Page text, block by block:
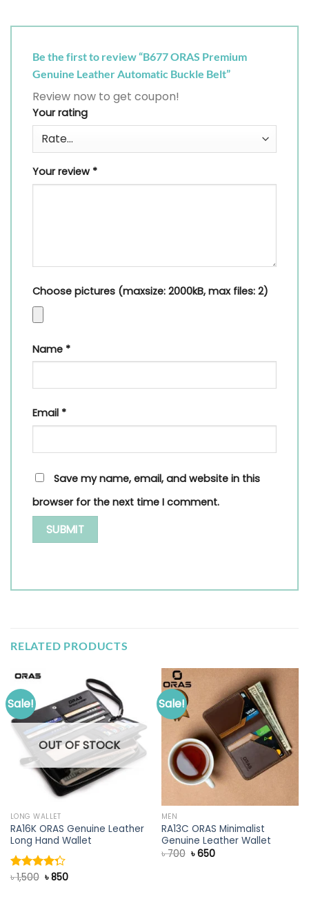
Be the first to review “B677 ORAS Premium
Genuine Leather Automatic Buckle Belt”
Review now to get coupon!
Your rating
Your review *
Choose pictures (maxsize: 2000kB, max files: 2)
Name *
Email *
Save my name, email, and website in this
browser for the next time I comment.
RELATED PRODUCTS
Sale!
OUT OF STOCK
LONG WALLET
RA16K ORAS Genuine Leather
Long Hand Wallet
Rated
৳1,500 Original
৳850Current
Sale!
MEN
RA13C ORAS Minimalist
Genuine Leather Wallet
৳700 Original
৳650Current